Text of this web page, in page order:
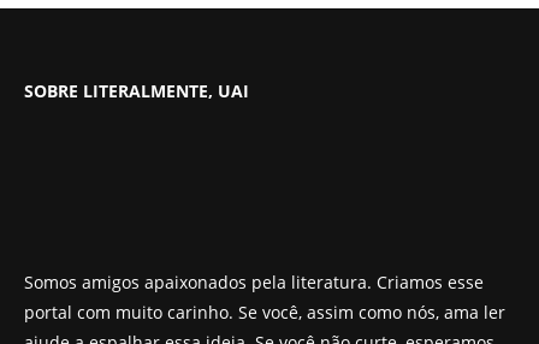
SOBRE LITERALMENTE, UAI
Somos amigos apaixonados pela literatura. Criamos esse
portal com muito carinho. Se você, assim como nós, ama ler